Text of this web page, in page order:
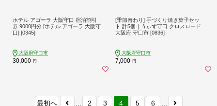
ホテル アゴーラ 大阪守口 宿泊割引
券 9000円分 [ホテル アゴーラ 大阪守
口] [0345]
大阪府守口市
30,000 円
[季節替わり] 手づくり焼き菓子セッ
ト 計5個｜うぃず守口 クロスロード
大阪府 守口市 [0836]
大阪府守口市
7,000 円
最初へ 2 3 4 5 6